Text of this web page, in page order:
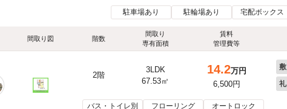
駐車場あり 駐輪場あり 宅配ボックス
間取り図 階数
間取り
専有面積
賃料
管理費等
2階
3LDK
67.53㎡
14.2万円
6,500円
敷
礼
バス・トイレ別 フローリング オートロック